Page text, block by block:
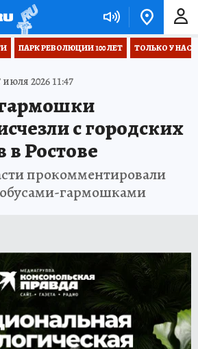
ПАРК РЕВОЛЮЦИИ 100 ЛЕТ ТОЛЬКО У НАС
июля 2026 11:47
с городских
Ростове
прокомментировали
гармошками